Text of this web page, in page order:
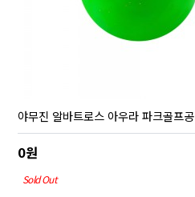
야무진 알바트로스 아우라 파크골프공
0원
Sold Out